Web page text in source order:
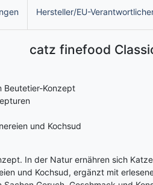
Hersteller/EU-
catz finefood
Beutetier-Konzept
und Kochsud
In der Natur ernähren sich
und Kochsud, ergänzt mit